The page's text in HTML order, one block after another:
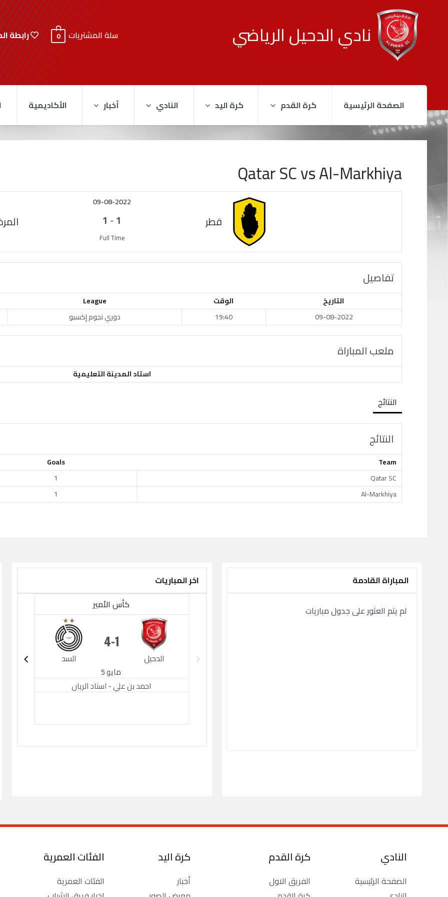
نادي الدحيل الرياضي سلة المشتريات 0 رابطة
الصفحة الرئيسية كرة القدم كرة اليد النادي أخبار الأكاديمية
Qatar SC vs Al-Markhiya
قطر
09-08-2022
1
-
1
Full Time
تفاصيل
التاريخ الوقت League
09-08-2022
19:40 دوري نجوم إكسبو
ملعب المباراة
استاد المدينة التعليمية
النتائج
النتائج
Team
Goals
Qatar SC
1
Al-Markhiya
1
المباراة القادمة
لم يتم العثور على جدول مباريات
اخر المباريات
كأس الأمير
الدحيل
1
السد
4
مايو 5
احمد بن علي - استاد الريان
النادي
الصفحة الرئيسية
كرة القدم
الفريق الاول
كرة اليد
أخبار
الفئات العمرية
الفئات العمرية